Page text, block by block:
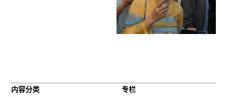
内容分类 专栏